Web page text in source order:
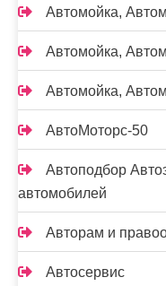
Автомойка,
Автомойка,
Автомойка,
АвтоМоторс-50
Автоподбор
автомобилей
Авторам и
Автосервис